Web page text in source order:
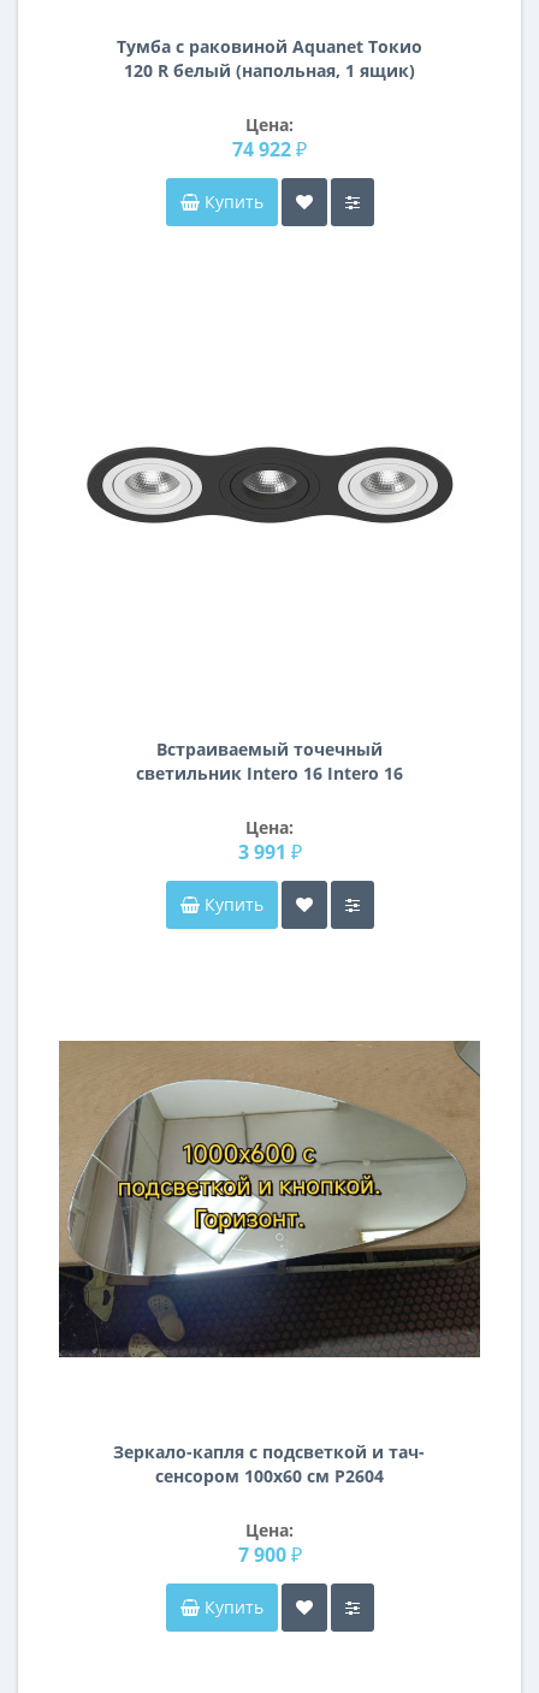
Тумба с раковиной Aquanet Токио
120 R белый (напольная, 1 ящик)
Цена:
74 922 ₽
Купить
Встраиваемый точечный
светильник Intero 16 Intero 16
Цена:
3 991 ₽
Купить
Зеркало-капля с подсветкой и тач-
сенсором 100х60 см Р2604
Цена:
7 900 ₽
Купить